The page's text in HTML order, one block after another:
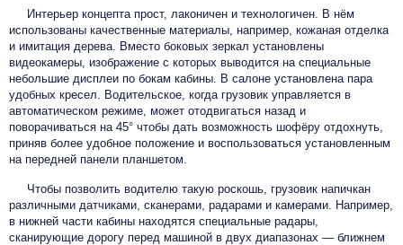
Интерьер концепта прост, лаконичен и технологичен. В нём
использованы качественные материалы, например, кожаная отделка
и имитация дерева. Вместо боковых зеркал установлены
видеокамеры, изображение с которых выводится на специальные
небольшие дисплеи по бокам кабины. В салоне установлена пара
удобных кресел. Водительское, когда грузовик управляется в
автоматическом режиме, может отодвигаться назад и
поворачиваться на 45° чтобы дать возможность шофёру отдохнуть,
приняв более удобное положение и воспользоваться установленным
на передней панели планшетом.
Чтобы позволить водителю такую роскошь, грузовик напичкан
различными датчиками, сканерами, радарами и камерами. Например,
в нижней части кабины находятся специальные радары,
сканирующие дорогу перед машиной в двух диапазонах — ближнем